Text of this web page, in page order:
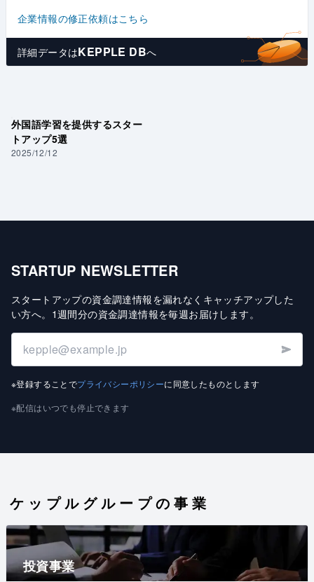
企業情報の修正依頼はこちら
詳細データはKEPPLE DBへ
外国語学習を提供するスター
トアップ5選
2025/12/12
STARTUP NEWSLETTER
スタートアップの資金調達情報を漏れなくキャッチアップした
い方へ。 1週間分の資金調達情報を毎週お届けします。
※登録することでプライバシーポリシーに同意したものとします
※配信はいつでも停止できます
ケップルグループの事業
投資事業